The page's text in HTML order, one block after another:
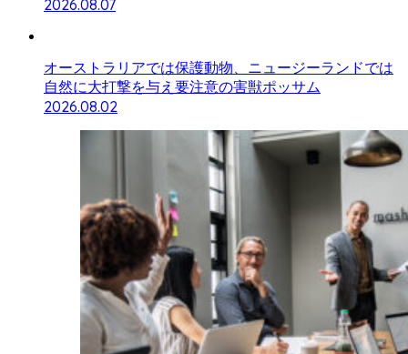
2026.08.07
オーストラリアでは保護動物、ニュージーランドでは
自然に大打撃を与え要注意の害獣ポッサム
2026.08.02